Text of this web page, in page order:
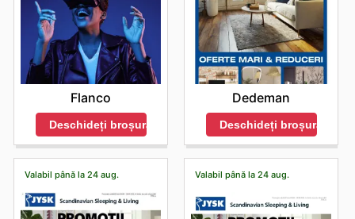
Flanco
Deschideți broșura
Dedeman
Deschideți broșura
Valabil până la 24 aug. Valabil până la 24 aug.